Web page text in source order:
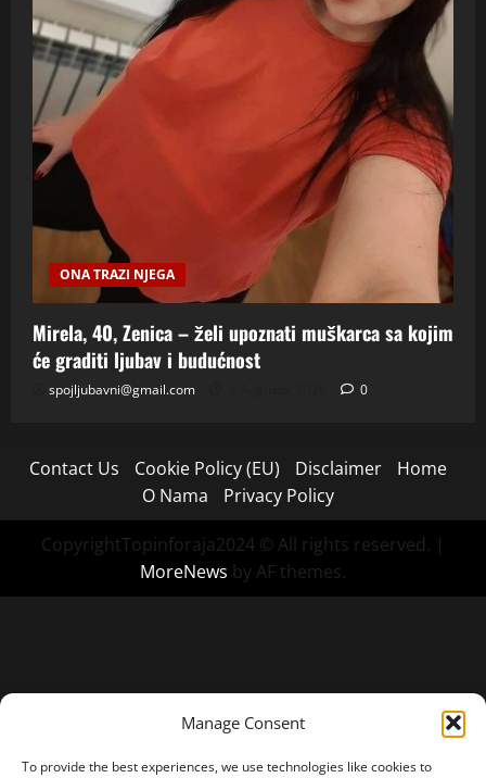
Manage Consent
To provide the best experiences, we use technologies like cookies to
ONA TRAZI NJEGA
Mirela, 40, Zenica – želi upoznati muškarca sa kojim
će graditi ljubav i budućnost
spojljubavni@gmail.com 0
Contact Us Cookie Policy (EU) Disclaimer
Home
O Nama
Privacy Policy
CopyrightTopinforaja2024 © All rights reserved. |
MoreNews by AF themes.